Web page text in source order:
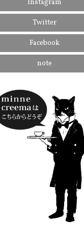
Instagram
Twitter
Facebook
note